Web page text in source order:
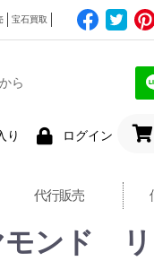
宝石買取
ら
り ログイン
代行販売
モンド